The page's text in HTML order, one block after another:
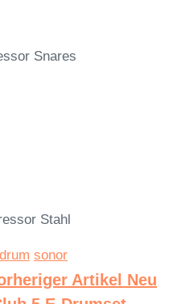
Snares
Stahl
sonor
Artikel Neu